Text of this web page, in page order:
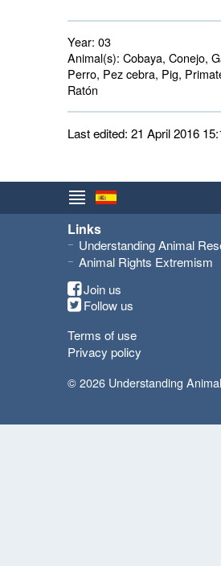
Year: 03
Animal(s): Cobaya, Conejo,
Perro, Pez cebra, Pig,
Ratón
Last edited: 21 April 2016
Links
Understanding Animal
Animal Rights Extremism
Join us
Follow us
Terms of use
Privacy policy
© 2026 Understanding